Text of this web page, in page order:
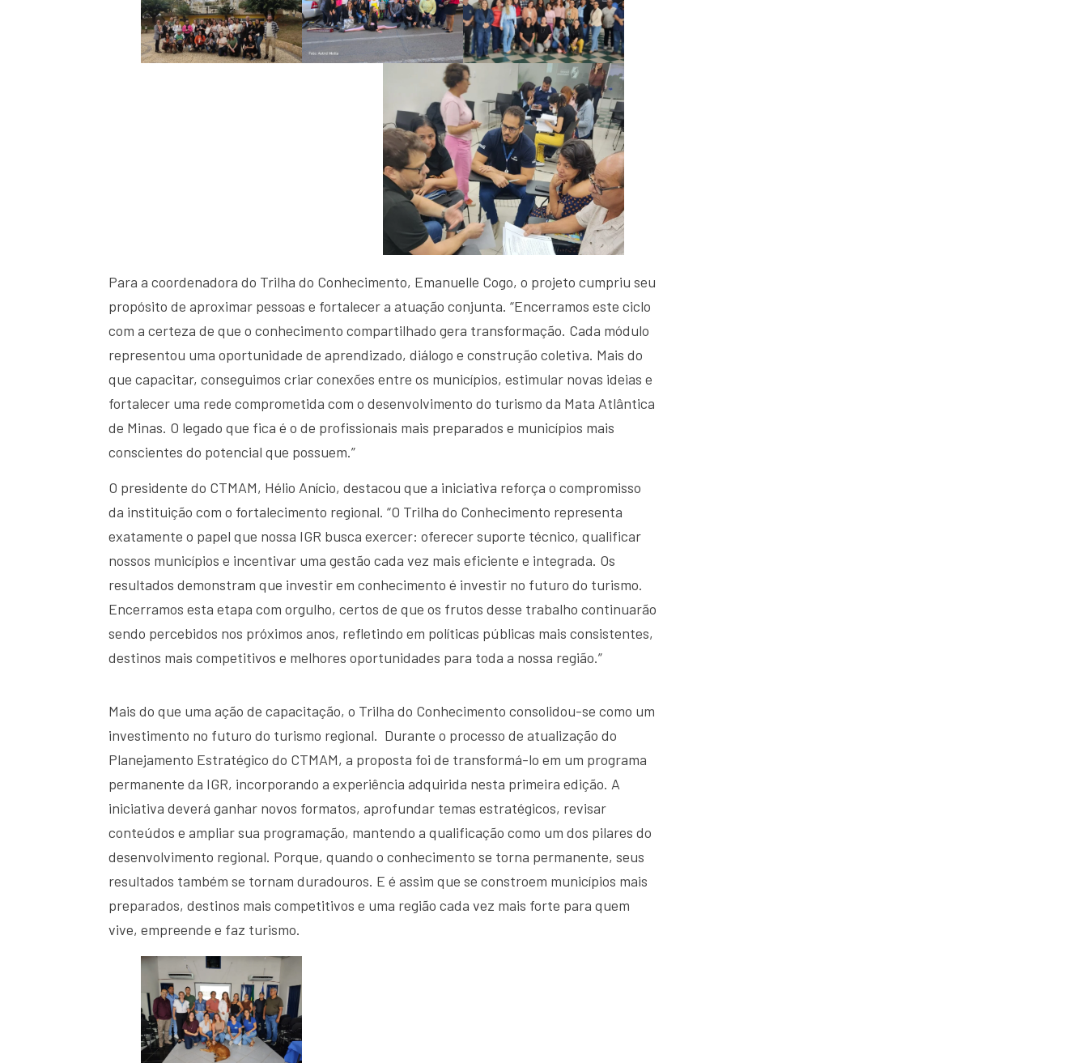
Para a coordenadora do Trilha do Conhecimento, Emanuelle Cogo, o projeto cumpriu seu
propósito de aproximar pessoas e fortalecer a atuação conjunta. “Encerramos este ciclo
com a certeza de que o conhecimento compartilhado gera transformação. Cada módulo
representou uma oportunidade de aprendizado, diálogo e construção coletiva. Mais do
que capacitar, conseguimos criar conexões entre os municípios, estimular novas ideias e
fortalecer uma rede comprometida com o desenvolvimento do turismo da Mata Atlântica
de Minas. O legado que fica é o de profissionais mais preparados e municípios mais
conscientes do potencial que possuem.”
O presidente do CTMAM, Hélio Anício, destacou que a iniciativa reforça o compromisso
da instituição com o fortalecimento regional. “O Trilha do Conhecimento representa
exatamente o papel que nossa IGR busca exercer: oferecer suporte técnico, qualificar
nossos municípios e incentivar uma gestão cada vez mais eficiente e integrada. Os
resultados demonstram que investir em conhecimento é investir no futuro do turismo.
Encerramos esta etapa com orgulho, certos de que os frutos desse trabalho continuarão
sendo percebidos nos próximos anos, refletindo em políticas públicas mais consistentes,
destinos mais competitivos e melhores oportunidades para toda a nossa região.”
Mais do que uma ação de capacitação, o Trilha do Conhecimento consolidou-se como um
investimento no futuro do turismo regional. Durante o processo de atualização do
Planejamento Estratégico do CTMAM, a proposta foi de transformá-lo em um programa
permanente da IGR, incorporando a experiência adquirida nesta primeira edição. A
iniciativa deverá ganhar novos formatos, aprofundar temas estratégicos, revisar
conteúdos e ampliar sua programação, mantendo a qualificação como um dos pilares do
desenvolvimento regional. Porque, quando o conhecimento se torna permanente, seus
resultados também se tornam duradouros. E é assim que se constroem municípios mais
preparados, destinos mais competitivos e uma região cada vez mais forte para quem
vive, empreende e faz turismo.